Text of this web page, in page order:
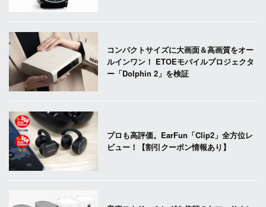
コンパクトサイズに大画面＆高画質をオー
ルインワン！ ETOEモバイルプロジェクタ
ー「Dolphin 2」を検証
プロも高評価。EarFun「Clip2」全方位レ
ビュー！【割引クーポン情報あり】